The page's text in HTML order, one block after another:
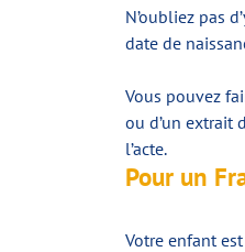
N’oubliez pas
date de
Vous pouvez
ou d’un extrait
l’acte.
Pour un
Votre enfant